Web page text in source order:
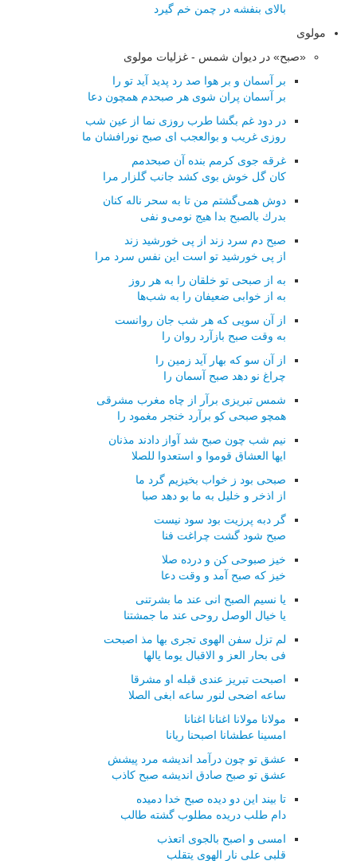
بالای بنفشه در چمن خم گیرد
مولوی
«صبح» در دیوان شمس - غزلیات مولوی
بر آسمان و بر هوا صد رد پدید آید تو را
بر آسمان پران شوی هر صبحدم همچون دعا
در دود غم بگشا طرب روزی نما از عین شب
روزی غریب و بوالعجب ای صبح نورافشان ما
غرقه جوی كرمم بنده آن صبحدمم
كان گل خوش بوی كشد جانب گلزار مرا
دوش همی‌گشتم من تا به سحر ناله كنان
بدرك بالصبح بدا هیج نومی‌و نفی
صبح دم سرد زند از پی خورشید زند
از پی خورشید تو است این نفس سرد مرا
به از صبحی تو خلقان را به هر روز
به از خوابی ضعیفان را به شب‌ها
از آن سویی كه هر شب جان روانست
به وقت صبح بازآرد روان را
از آن سو كه بهار آید زمین را
چراغ نو دهد صبح آسمان را
شمس تبریزی برآر از چاه مغرب مشرقی
همچو صبحی كو برآرد خنجر مغمود را
نیم شب چون صبح شد آواز دادند مذنان
ایها العشاق قوموا و استعدوا للصلا
صبحی بود ز خواب بخیزیم گرد ما
از اذخر و خلیل به ما بو دهد صبا
گر دبه پرزیت بود سود نیست
صبح شود گشت چراغت فنا
خیز صبوحی كن و درده صلا
خیز كه صبح آمد و وقت دعا
یا نسیم الصبح انی عند ما بشرتنی
یا خیال الوصل روحی عند ما جمشتنا
لم تزل سفن الهوی تجری بها مذ اصبحت
فی بحار العز و الاقبال یوما یالها
اصبحت تبریز عندی قبله او مشرقا
ساعه اضحی لنور ساعه ابغی الصلا
مولانا مولانا اغنانا اغنانا
امسینا عطشانا اصبحنا ریانا
عشق تو چون درآمد اندیشه مرد پیشش
عشق تو صبح صادق اندیشه صبح كاذب
تا بیند این دو دیده صبح خدا دمیده
دام طلب دریده مطلوب گشته طالب
امسی و اصبح بالجوی اتعذب
قلبی علی نار الهوی یتقلب